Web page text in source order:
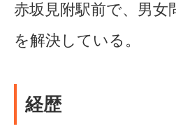
赤坂見附駅前で、男
を解決している。
経歴